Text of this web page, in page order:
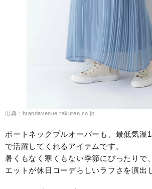
出典：brandavenue.rakuten.co.jp
ボートネックプルオーバーも、最低気温
で活躍してくれるアイテムです。
暑くもなく寒くもない季節にぴったりで
エットが休日コーデらしいラフさを演出